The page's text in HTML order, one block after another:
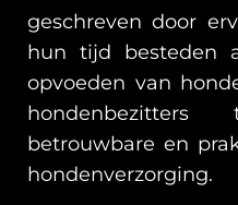
geschreven door
hun tijd besteden
opvoeden van
betrouwbare en
hondenverzorging.